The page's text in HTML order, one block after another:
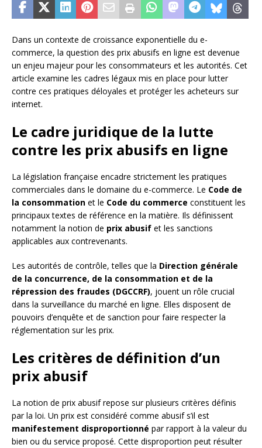
Dans un contexte de croissance exponentielle du e-
commerce, la question des prix abusifs en ligne est devenue
un enjeu majeur pour les consommateurs et les autorités. Cet
article examine les cadres légaux mis en place pour lutter
contre ces pratiques déloyales et protéger les acheteurs sur
internet.
Le cadre juridique de la lutte
contre les prix abusifs en ligne
La législation française encadre strictement les pratiques
commerciales dans le domaine du e-commerce. Le Code de
la consommation et le Code du commerce constituent les
principaux textes de référence en la matière. Ils définissent
notamment la notion de prix abusif et les sanctions
applicables aux contrevenants.
Les autorités de contrôle, telles que la Direction générale
de la concurrence, de la consommation et de la
répression des fraudes (DGCCRF), jouent un rôle crucial
dans la surveillance du marché en ligne. Elles disposent de
pouvoirs d’enquête et de sanction pour faire respecter la
réglementation sur les prix.
Les critères de définition d’un
prix abusif
La notion de prix abusif repose sur plusieurs critères définis
par la loi. Un prix est considéré comme abusif s’il est
manifestement disproportionné par rapport à la valeur du
bien ou du service proposé. Cette disproportion peut résulter